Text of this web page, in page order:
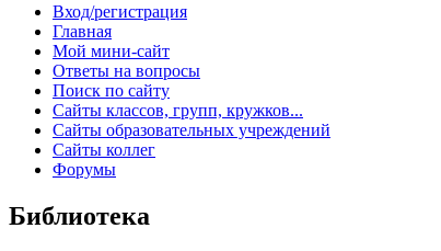
Вход/регистрация
Главная
Мой мини-сайт
Ответы на вопросы
Поиск по сайту
Сайты классов, групп, кружков...
Сайты образовательных учреждений
Сайты коллег
Форумы
Библиотека